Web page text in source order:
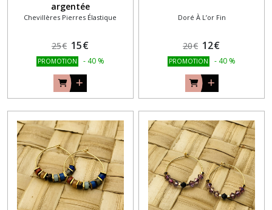
argentée
Chevillères Pierres Élastique
25€ 15€
PROMOTION - 40 %
Doré À L’or Fin
20€ 12€
PROMOTION - 40 %